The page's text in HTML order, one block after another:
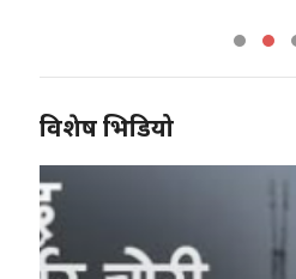
विशेष भिडियो